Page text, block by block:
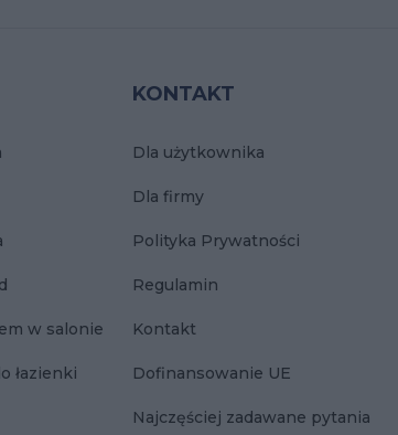
w salonie
łazienki
KONTAKT
Dla użytkownika
Dla firmy
Polityka Prywatności
Regulamin
Kontakt
Dofinansowanie UE
Najczęściej zadawane pytania